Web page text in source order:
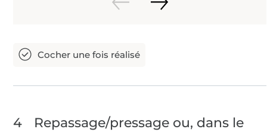
4
Repassage/pressage ou, dans le